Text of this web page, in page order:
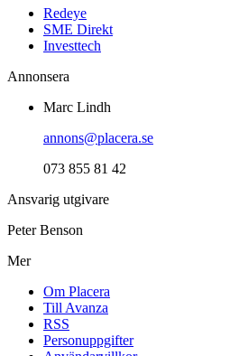
Redeye
SME Direkt
Investtech
Annonsera
Marc Lindh
annons@placera.se
073 855 81 42
Ansvarig utgivare
Peter Benson
Mer
Om Placera
Till Avanza
RSS
Personuppgifter